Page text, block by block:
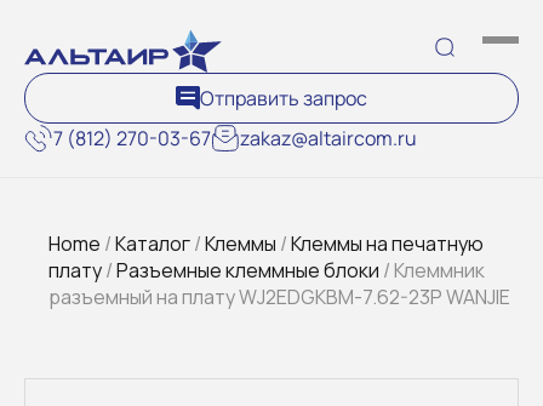
7 (812) 270-03-67 zakaz@altaircom.ru
Отправить запрос
Home /Каталог/Клеммы /Клеммы на печатную
плату/Разъемные клеммные блоки / Клеммник
разъемный на плату WJ2EDGKBM-7.62-23P WANJIE